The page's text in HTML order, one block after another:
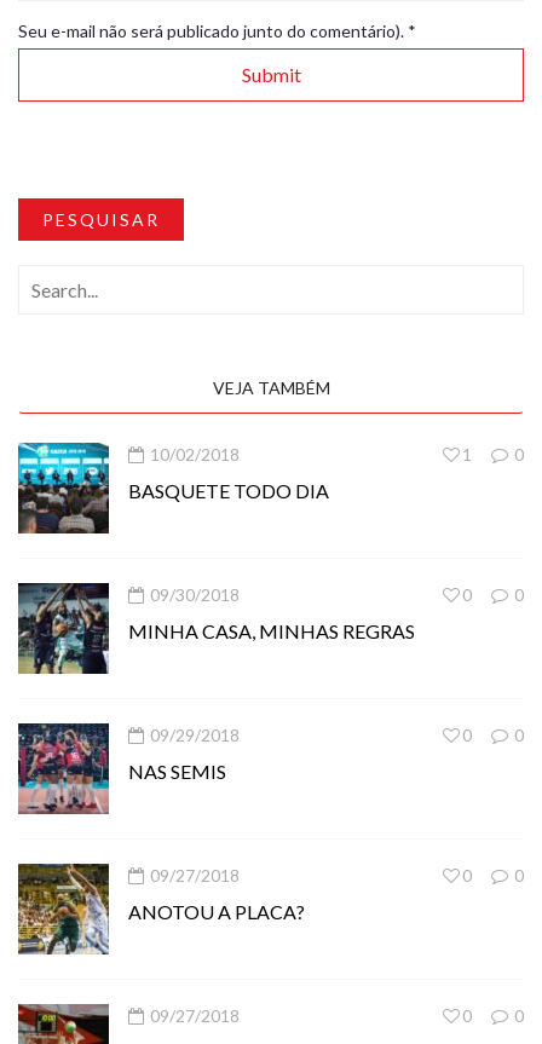
Seu e-mail não será publicado junto do comentário). *
PESQUISAR
VEJA TAMBÉM
10/02/2018 0
1
BASQUETE TODO DIA
09/30/2018 0
0
MINHA CASA, MINHAS REGRAS
09/29/2018 0
0
NAS SEMIS
09/27/2018 0
0
ANOTOU A PLACA?
09/27/2018 0
0